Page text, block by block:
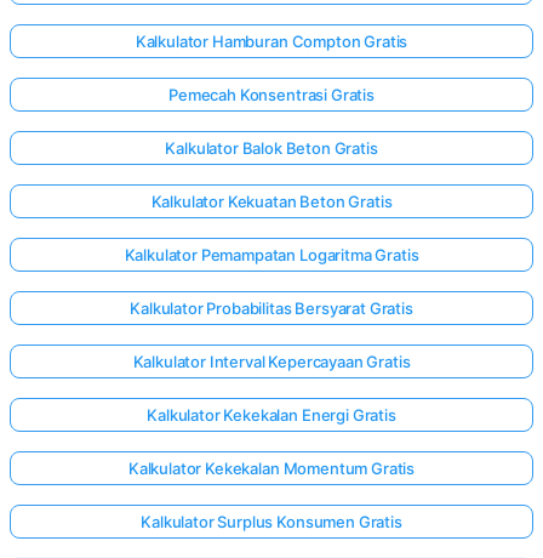
Kalkulator Hamburan Compton Gratis
Pemecah Konsentrasi Gratis
Kalkulator Balok Beton Gratis
Kalkulator Kekuatan Beton Gratis
Kalkulator Pemampatan Logaritma Gratis
Kalkulator Probabilitas Bersyarat Gratis
Kalkulator Interval Kepercayaan Gratis
Kalkulator Kekekalan Energi Gratis
Kalkulator Kekekalan Momentum Gratis
Kalkulator Surplus Konsumen Gratis